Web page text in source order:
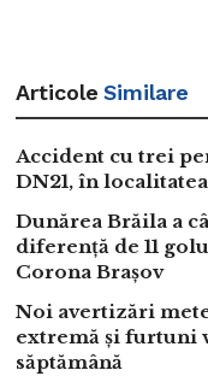
Articole Similare
Accident cu trei
DN21, în
Dunărea Brăila a
diferență de 11
Corona Brașov
Noi avertizări
extremă și furtuni
săptămână